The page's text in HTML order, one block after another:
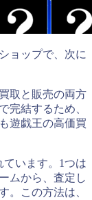
ョップで、次に
取と販売の両方
完結するため、
遊戯王の高価買
ています。1つは
ムから、査定し
。この方法は、